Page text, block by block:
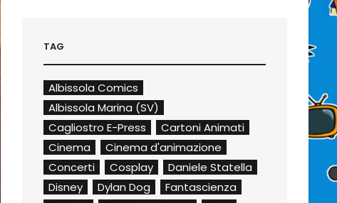
TAG
Albissola Comics
Albissola Marina (SV)
Cagliostro E-Press
Cartoni Animati
Cinema
Cinema d'animazione
Concerti
Cosplay
Daniele Statella
Disney
Dylan Dog
Fantascienza